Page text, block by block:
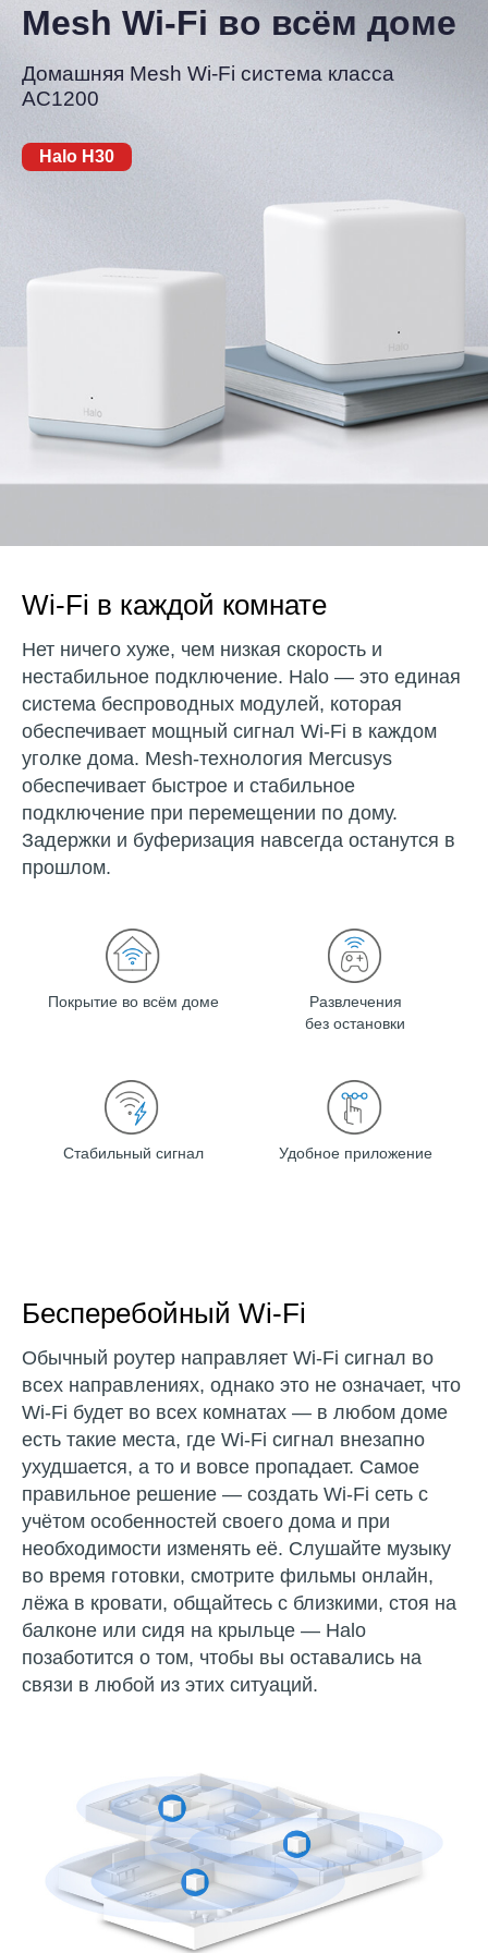
Mesh Wi-Fi во всём доме
Домашняя Mesh Wi-Fi система класса
AC1200
Halo H30
Wi‑Fi в каждой комнате
Нет ничего хуже, чем низкая скорость и
нестабильное подключение. Halo — это единая
система беспроводных модулей, которая
обеспечивает мощный сигнал Wi-Fi в каждом
уголке дома. Mesh-технология Mercusys
обеспечивает быстрое и стабильное
подключение при перемещении по дому.
Задержки и буферизация навсегда останутся в
прошлом.
Покрытие во всём доме
Развлечения
без остановки
Стабильный сигнал Удобное приложение
Бесперебойный Wi-Fi
Обычный роутер направляет Wi-Fi сигнал во
всех направлениях, однако это не означает, что
Wi-Fi будет во всех комнатах — в любом доме
есть такие места, где Wi-Fi сигнал внезапно
ухудшается, а то и вовсе пропадает. Самое
правильное решение — создать Wi-Fi сеть с
учётом особенностей своего дома и при
необходимости изменять её. Слушайте музыку
во время готовки, смотрите фильмы онлайн,
лёжа в кровати, общайтесь с близкими, стоя на
балконе или сидя на крыльце — Halo
позаботится о том, чтобы вы оставались на
связи в любой из этих ситуаций.